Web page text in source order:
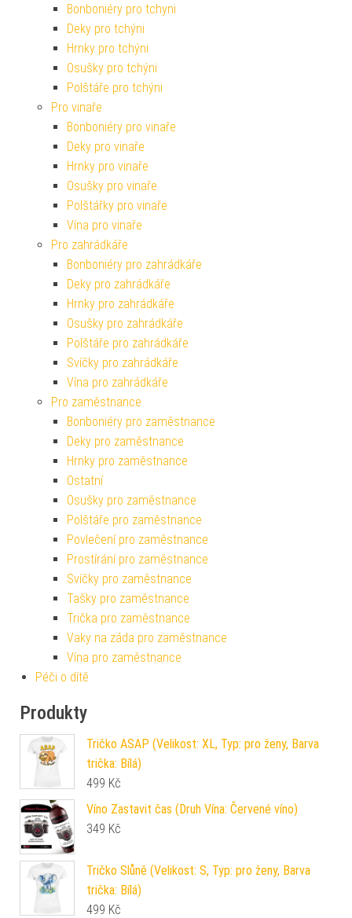
Bonboniéry pro tchyni
Deky pro tchýni
Hrnky pro tchýni
Osušky pro tchýni
Polštáře pro tchýni
Pro vinaře
Bonboniéry pro vinaře
Deky pro vinaře
Hrnky pro vinaře
Osušky pro vinaře
Polštářky pro vinaře
Vína pro vinaře
Pro zahrádkáře
Bonboniéry pro zahrádkáře
Deky pro zahrádkáře
Hrnky pro zahrádkáře
Osušky pro zahrádkáře
Polštáře pro zahrádkáře
Svíčky pro zahrádkáře
Vína pro zahrádkáře
Pro zaměstnance
Bonboniéry pro zaměstnance
Deky pro zaměstnance
Hrnky pro zaměstnance
Ostatní
Osušky pro zaměstnance
Polštáře pro zaměstnance
Povlečení pro zaměstnance
Prostírání pro zaměstnance
Svíčky pro zaměstnance
Tašky pro zaměstnance
Trička pro zaměstnance
Vaky na záda pro zaměstnance
Vína pro zaměstnance
Péči o dítě
Produkty
Tričko ASAP (Velikost: XL, Typ: pro ženy, Barva
trička: Bílá)
499 Kč
Víno Zastavit čas (Druh Vína: Červené víno)
349 Kč
Tričko Slůně (Velikost: S, Typ: pro ženy, Barva
trička: Bílá)
499 Kč